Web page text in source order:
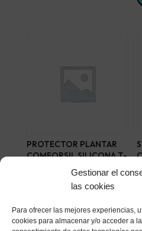
Gestionar el
las cookies
Para ofrecer las mejores experiencias,
cookies para almacenar y/o acceder a
PROTECTOR PLANTAR
COMFORSIL SILICONA T-
Añadir al carrito